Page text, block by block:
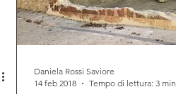
Daniela Rossi Saviore
14 feb 2018
Tempo di lettura: 3 min